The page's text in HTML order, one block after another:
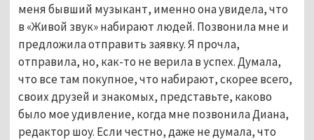
меня бывший музыкант, именно она увидела, что
в «Живой звук» набирают людей. Позвонила мне и
предложила отправить заявку. Я прочла,
отправила, но, как-то не верила в успех. Думала,
что все там покупное, что набирают, скорее всего,
своих друзей и знакомых, представьте, каково
было мое удивление, когда мне позвонила Диана,
редактор шоу. Если честно, даже не думала, что